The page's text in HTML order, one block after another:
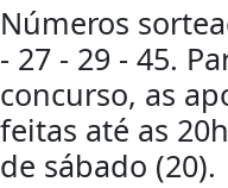
Números
- 27 - 29 - 45.
concurso, as
feitas até as
de sábado (20).